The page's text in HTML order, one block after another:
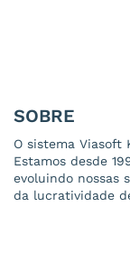
SOBRE
O sistema Viasoft
Estamos desde
evoluindo nossas
da lucratividade